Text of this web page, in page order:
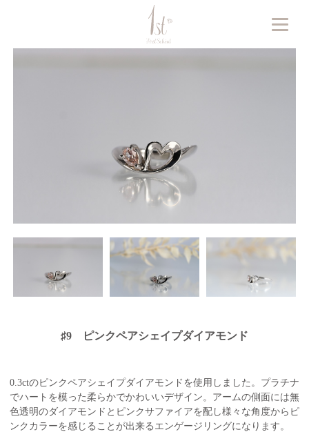
♯9 ピンクペアシェイプダイアモンド
0.3ctのピンクペアシェイプダイアモンドを使用しました。プラチナ
でハートを模った柔らかでかわいいデザイン。アームの側面には無
色透明のダイアモンドとピンクサファイアを配し様々な角度からピ
ンクカラーを感じることが出来るエンゲージリングになります。